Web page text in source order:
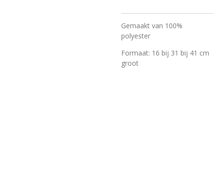
Gemaakt van 100%
polyester
Formaat: 16 bij 31 bij 41 cm
groot